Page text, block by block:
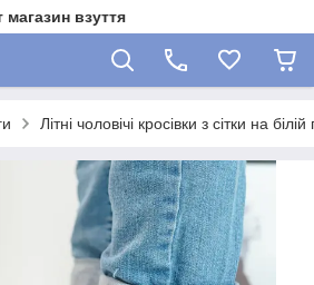
взуття
Літні чоловічі кросівки з сітки на білій